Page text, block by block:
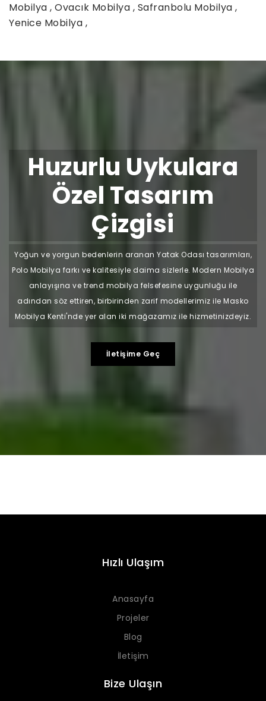
Mobilya , Ovacık Mobilya , Safranbolu Mobilya ,
Yenice Mobilya ,
Huzurlu Uykulara
Özel Tasarım
Çizgisi
Yoğun ve yorgun bedenlerin aranan Yatak Odası tasarımları,
Polo Mobilya farkı ve kalitesiyle daima sizlerle. Modern Mobilya
anlayışına ve trend mobilya felsefesine uygunluğu ile
adından söz ettiren, birbirinden zarif modellerimiz ile Masko
Mobilya Kenti'nde yer alan iki mağazamız ile hizmetinizdeyiz.
İletişime Geç
Hızlı Ulaşım
Anasayfa
Projeler
Blog
İletişim
Bize Ulaşın